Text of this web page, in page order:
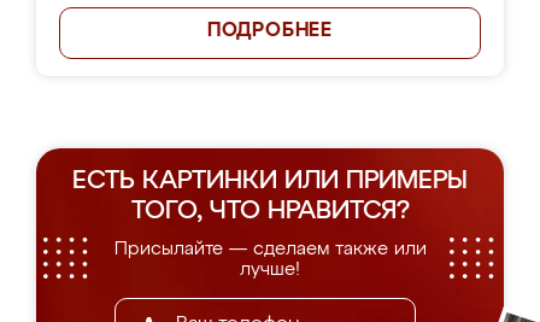
ПОДРОБНЕЕ
ЕСТЬ КАРТИНКИ ИЛИ ПРИМЕРЫ
ТОГО, ЧТО НРАВИТСЯ?
Присылайте — сделаем также или
лучше!